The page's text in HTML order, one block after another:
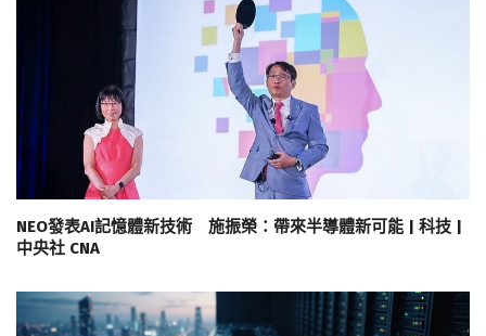
NEO發表AI記憶體新技術 施振榮：帶來半導體新可能 | 科技 |
中央社 CNA